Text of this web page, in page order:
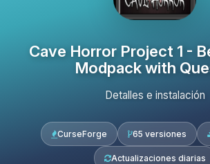
Cave Horror Project 1 -
Modpack with
Detalles e instalación
CurseForge 65 versiones
Actualizaciones diarias